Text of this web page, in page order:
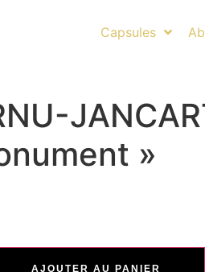
Capsules
»
AJOUTER AU PANIER